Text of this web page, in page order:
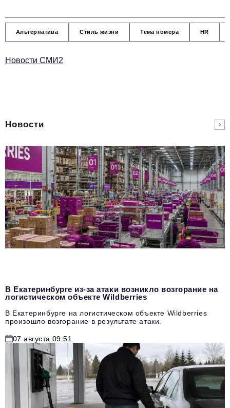
Альтернатива Стиль жизни Тема номера HR
Новости СМИ2
Новости
В Екатеринбурге из-за атаки возникло возгорание на
логистическом объекте Wildberries
В Екатеринбурге на логистическом объекте Wildberries
произошло возгорание в результате атаки.
07 августа 09:51